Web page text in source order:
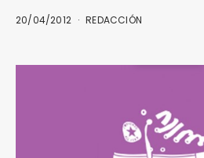
20/04/2012 REDACCIÓN